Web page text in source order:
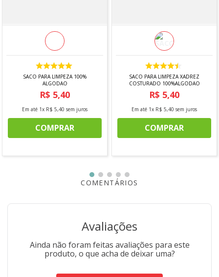
SACO PARA LIMPEZA 100%
ALGODAO
R$ 5,40
Em até 1x R$ 5,40 sem juros
COMPRAR
SACO PARA LIMPEZA XADREZ
COSTURADO 100%ALGODAO
R$ 5,40
Em até 1x R$ 5,40 sem juros
COMPRAR
COMENTÁRIOS
Avaliações
Ainda não foram feitas avaliações para este
produto, o que acha de deixar uma?